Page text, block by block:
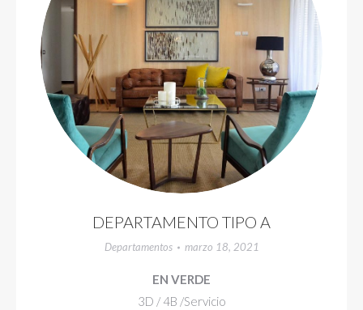
DEPARTAMENTO TIPO A
Departamentos marzo 18, 2021
EN VERDE
3D / 4B /Servicio